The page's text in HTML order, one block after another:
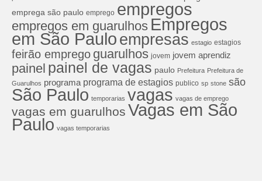
emprega são paulo emprego empregos
empregos em guarulhos Empregos
em São Pauloempresas estagio estagios
feirão emprego guarulhos jovem jovem aprendiz
painel painel de vagas paulo Prefeitura Prefeitura de
Guarulhos programa programa de estagios publico sp stone são
São Paulo temporarias vagas vagas de emprego
vagas em guarulhos Vagas em São
Paulo vagas temporarias